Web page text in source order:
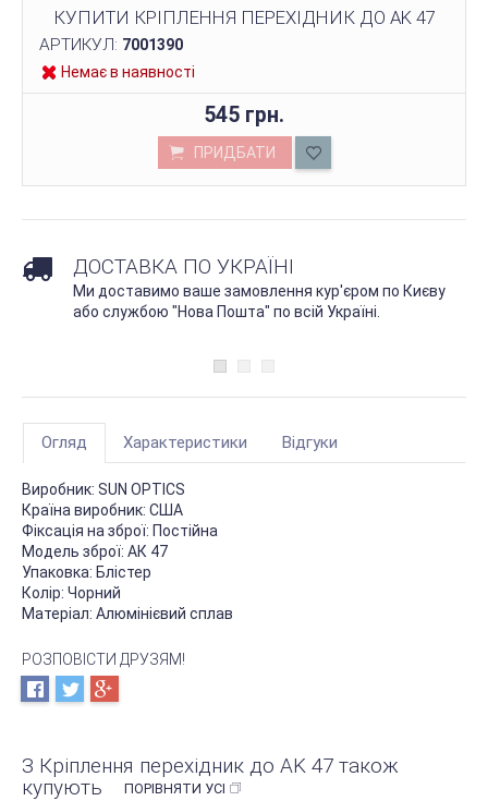
КУПИТИ КРІПЛЕННЯ ПЕРЕХІДНИК ДО AK 47
АРТИКУЛ: 7001390
Немає в наявності
545 грн.
ПРИДБАТИ
ДОСТАВКА ПО УКРАЇНІ
Ми доставимо ваше замовлення кур'єром по Києву
або службою "Нова Пошта" по всій Україні.
Огляд Характеристики Відгуки
Виробник: SUN OPTICS
Країна виробник: США
Фіксація на зброї: Постійна
Модель зброї: АК 47
Упаковка: Блістер
Колір: Чорний
Матеріал: Алюмінієвий сплав
РОЗПОВІСТИ ДРУЗЯМ!
З Кріплення перехідник до AK 47 також
купують
ПОРІВНЯТИ УСІ